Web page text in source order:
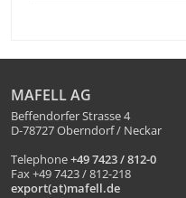
MAFELL AG
Beffendorfer Strasse 4
D-78727 Oberndorf / Neckar
Telephone+49 7423 / 812-0
Fax +49 7423 / 812-218
export(at)mafell.de